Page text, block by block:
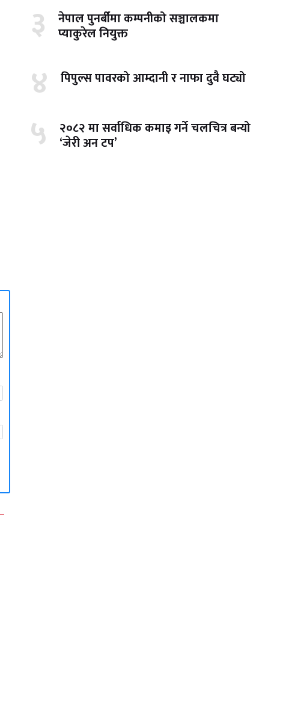
३ नेपाल पुनर्बीमा कम्पनीको सञ्चालकमा
प्याकुरेल नियुक्त
४ पिपुल्स पावरको आम्दानी र नाफा दुवै घट्यो
५ २०८२ मा सर्वाधिक कमाइ गर्ने चलचित्र बन्यो
‘जेरी अन टप’